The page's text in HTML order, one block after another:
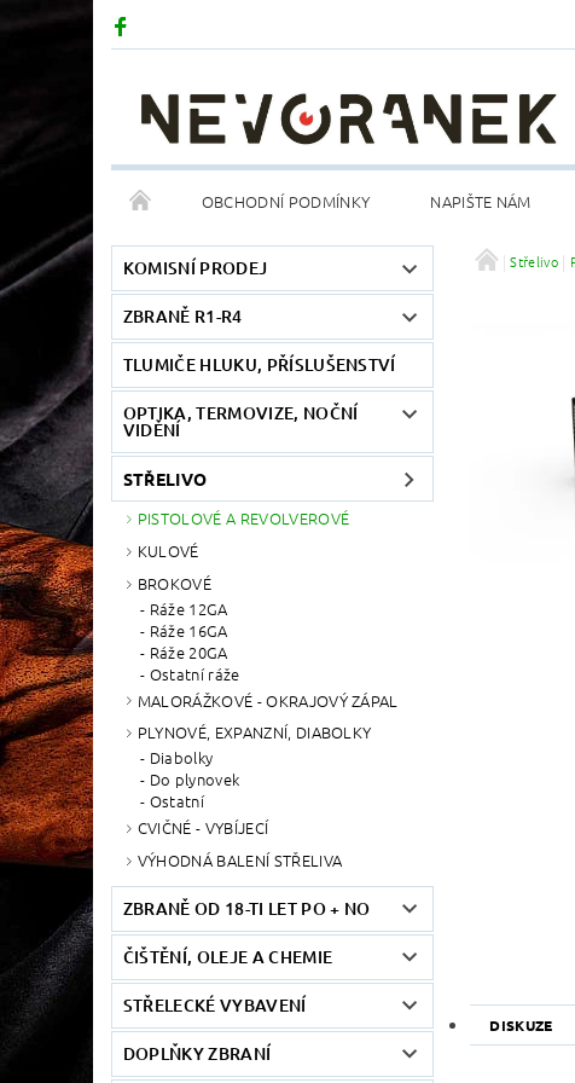
OBCHODNÍ PODMÍNKY NAPIŠTE NÁM
KOMISNÍ PRODEJ
ZBRANĚ R1-R4
TLUMIČE HLUKU, PŘÍSLUŠENSTVÍ
OPTIKA, TERMOVIZE, NOČNÍ
VIDĚNÍ
STŘELIVO
PISTOLOVÉ A REVOLVEROVÉ
KULOVÉ
BROKOVÉ
Ráže 12GA
Ráže 16GA
Ráže 20GA
Ostatní ráže
MALORÁŽKOVÉ - OKRAJOVÝ ZÁPAL
PLYNOVÉ, EXPANZNÍ, DIABOLKY
Diabolky
Do plynovek
Ostatní
CVIČNÉ - VYBÍJECÍ
VÝHODNÁ BALENÍ STŘELIVA
ZBRANĚ OD 18-TI LET PO + NO
ČIŠTĚNÍ, OLEJE A CHEMIE
STŘELECKÉ VYBAVENÍ
DOPLŇKY ZBRANÍ
Střelivo
DISKUZE